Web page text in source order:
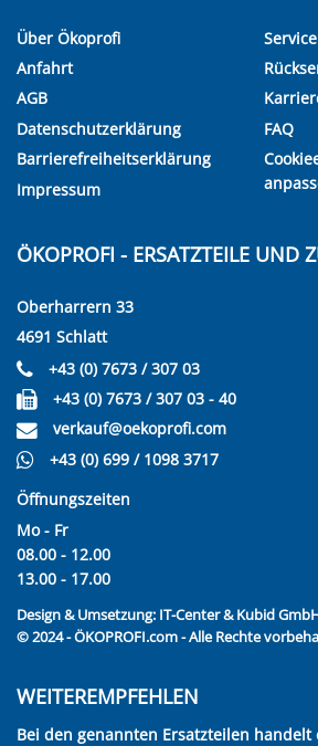
Über Ökoprofi
Anfahrt
AGB
Datenschutzerklärung
Barrierefreiheitserklärung
Impressum
Service
FAQ
ÖKOPROFI - ERSATZTEILE UND
Oberharrern 33
4691 Schlatt
+43 (0) 7673 / 307 03
+43 (0) 7673 / 307 03 - 40
verkauf@oekoprofi.com
+43 (0) 699 / 1098 3717
Öffnungszeiten
Mo - Fr
08.00 - 12.00
13.00 - 17.00
Design & Umsetzung: IT-Center & Kubid
© 2024 - ÖKOPROFI.com - Alle Rechte
WEITEREMPFEHLEN
Bei den genannten Ersatzteilen